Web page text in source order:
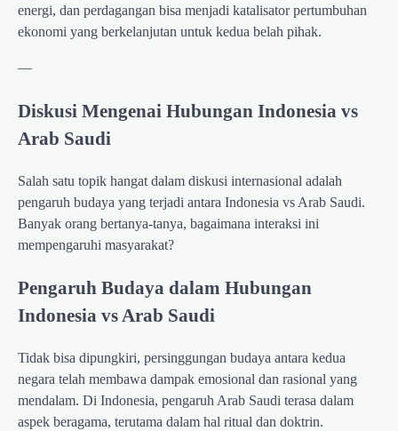
energi, dan perdagangan bisa menjadi katalisator pertumbuhan
ekonomi yang berkelanjutan untuk kedua belah pihak.
—
Diskusi Mengenai Hubungan Indonesia vs
Arab Saudi
Salah satu topik hangat dalam diskusi internasional adalah
pengaruh budaya yang terjadi antara Indonesia vs Arab Saudi.
Banyak orang bertanya-tanya, bagaimana interaksi ini
mempengaruhi masyarakat?
Pengaruh Budaya dalam Hubungan
Indonesia vs Arab Saudi
Tidak bisa dipungkiri, persinggungan budaya antara kedua
negara telah membawa dampak emosional dan rasional yang
mendalam. Di Indonesia, pengaruh Arab Saudi terasa dalam
aspek beragama, terutama dalam hal ritual dan doktrin.